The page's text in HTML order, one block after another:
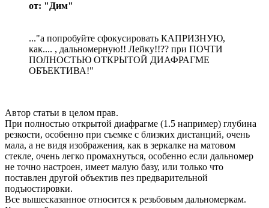
от: "Дим"
..."а попробуйте сфокусировать КАПРИЗНУЮ,
как.... , дальномерную!! Лейку!!?? при ПОЧТИ
ПОЛНОСТЬЮ ОТКРЫТОЙ ДИАФРАГМЕ
ОБЪЕКТИВА!"
Автор статьи в целом прав.
При полностью открытой диафрагме (1.5 например) глубина
резкости, особенно при съемке с близких дистанций, очень
мала, а не видя изображения, как в зеркалке на матовом
стекле, очень легко промахнуться, особенно если дальномер
не точно настроен, имеет малую базу, или только что
поставлен другой объектив пез предварительной
подъюстировки.
Все вышесказанное относится к резьбовым дальномеркам.